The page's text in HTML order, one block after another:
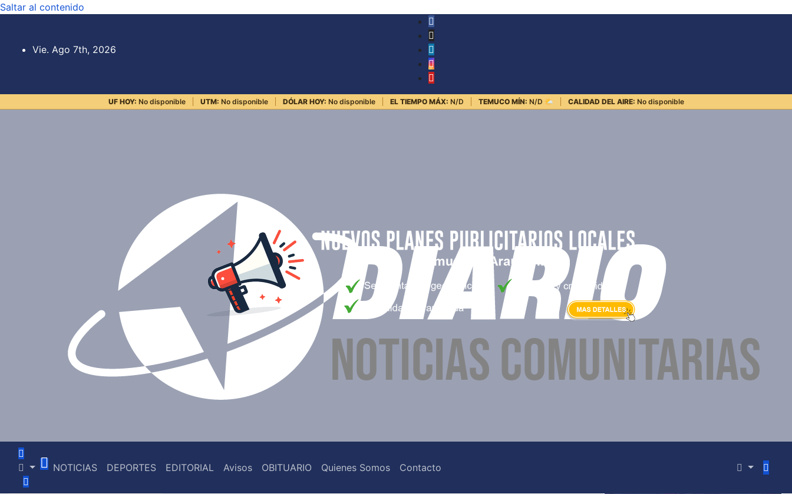
Saltar al contenido
Vie. Ago 7th, 2026
UF HOY: No disponible UTM: No disponible DÓLAR HOY: No disponible EL TIEMPO MÁX: N/D TEMUCO MÍN: N/D 🌤️ CALIDAD DEL AIRE: No disponible
NOTICIAS DEPORTES EDITORIAL Avisos OBITUARIO Quienes Somos Contacto